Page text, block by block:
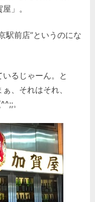
」。
駅前店”というのにな
るじゃーん。と
、それはそれ、
。